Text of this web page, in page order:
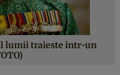
lumii traieste intr-un